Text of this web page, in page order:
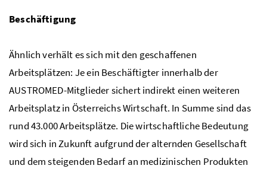
Beschäftigung
Ähnlich verhält es sich mit den geschaffenen
Arbeitsplätzen: Je ein Beschäftigter innerhalb der
AUSTROMED-Mitglieder sichert indirekt einen weiteren
Arbeitsplatz in Österreichs Wirtschaft. In Summe sind das
rund 43.000 Arbeitsplätze. Die wirtschaftliche Bedeutung
wird sich in Zukunft aufgrund der alternden Gesellschaft
und dem steigenden Bedarf an medizinischen Produkten